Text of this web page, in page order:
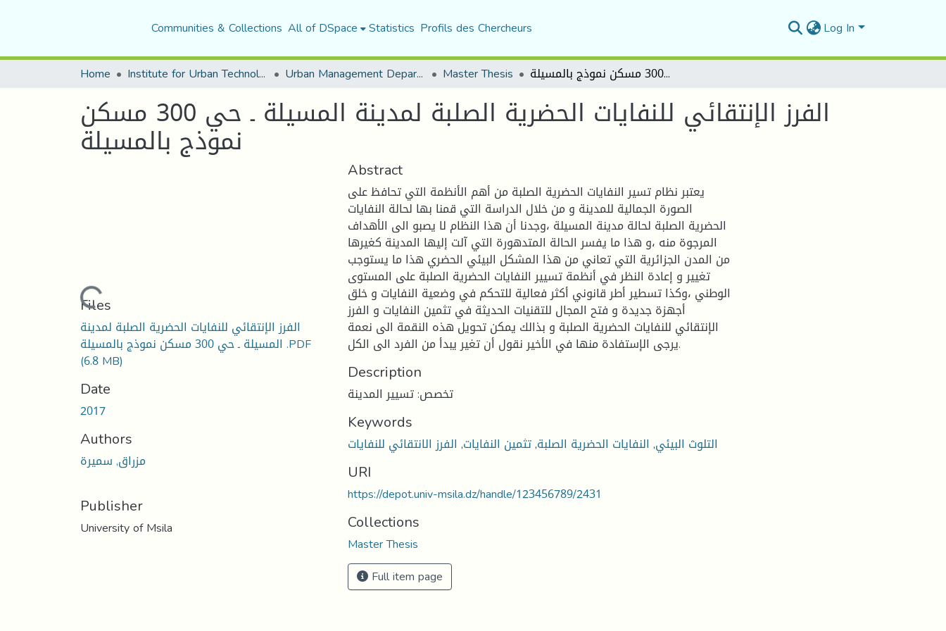
Communities & Collections All of DSpace Statistics Profils des Chercheurs Log In
Home Institute for Urban Technology Management Urban Management Department Master Thesis الفرز الإنتقائي للنفايات الحضرية الصلبة لمدينة المسيلة ـ حي 300 مسكن نموذج بالمسيلة
الفرز الإنتقائي للنفايات الحضرية الصلبة لمدينة المسيلة ـ حي 300 مسكن
نموذج بالمسيلة
Loading...
Files
الفرز الإنتقائي للنفايات الحضرية الصلبة لمدينة
المسيلة ـ حي 300 مسكن نموذج بالمسيلة .PDF
(6.8 MB)
Date
2017
Authors
مزراق, سميرة
Publisher
University of Msila
Abstract
يعتبر نظام تسير النفايات الحضرية الصلبة من أهم الأنظمة التي تحافظ على
الصورة الجمالية للمدينة و من خلال الدراسة التي قمنا بها لحالة النفايات
الحضرية الصلبة لحالة مدينة المسيلة ،وجدنا أن هذا النظام لا يصبو الى الأهداف
المرجوة منه ،و هذا ما يفسر الحالة المتدهورة التي آلت إليها المدينة كغيرها
من المدن الجزائرية التي تعاني من هذا المشكل البيئي الحضري هذا ما يستوجب
تغيير و إعادة النظر في أنظمة تسيير النفايات الحضرية الصلبة على المستوى
الوطني ،وكذا تسطير أطر قانوني أكثر فعالية للتحكم في وضعية النفايات و خلق
أجهزة جديدة و فتح المجال للتقنيات الحديثة في تثمين النفايات و الفرز
الإنتقائي للنفايات الحضرية الصلبة و بذالك يمكن تحويل هذه النقمة الى نعمة
يرجى الإستفادة منها في الأخير نقول أن تغير يبدأ من الفرد الى الكل.
Description
تخصص: تسيير المدينة
Keywords
التلوث البيئي, النفايات الحضرية الصلبة,تثمين النفايات, الفرز الانتقائي للنفايات
URI
https://depot.univ-msila.dz/handle/123456789/2431
Collections
Master Thesis
Full item page